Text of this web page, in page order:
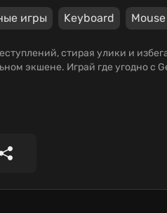
игры Keyboard Mouse
стирая улики и
экшене. Играй где угодно c
Поделиться